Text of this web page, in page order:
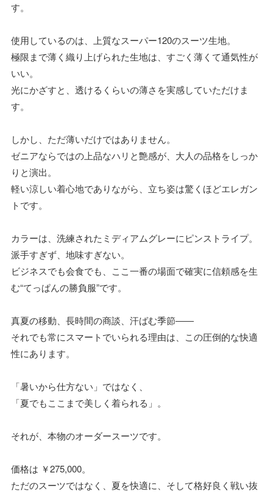
す。
使用しているのは、上質なスーパー120のスーツ生地。
極限まで薄く織り上げられた生地は、すごく薄くて通気性が
いい。
光にかざすと、透けるくらいの薄さを実感していただけま
す。
しかし、ただ薄いだけではありません。
ゼニアならではの上品なハリと艶感が、大人の品格をしっか
りと演出。
軽い涼しい着心地でありながら、立ち姿は驚くほどエレガン
トです。
カラーは、洗練されたミディアムグレーにピンストライプ。
派手すぎず、地味すぎない。
ビジネスでも会食でも、ここ一番の場面で確実に信頼感を生
む“てっぱんの勝負服”です。
真夏の移動、長時間の商談、汗ばむ季節――
それでも常にスマートでいられる理由は、この圧倒的な快適
性にあります。
「暑いから仕方ない」ではなく、
「夏でもここまで美しく着られる」。
それが、本物のオーダースーツです。
価格は ￥275,000。
ただのスーツではなく、夏を快適に、そして格好良く戦い抜